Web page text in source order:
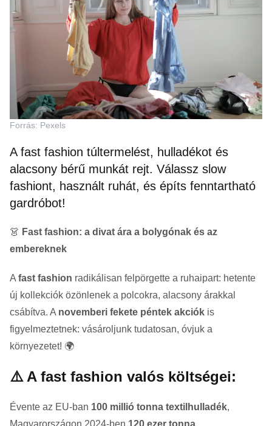
Forrás: Pexels
A fast fashion túltermelést, hulladékot és
alacsony bérű munkát rejt. Válassz slow
fashiont, használt ruhát, és építs fenntartható
gardróbot!
👗 Fast fashion: a divat ára a bolygónak és az
embereknek
A fast fashion radikálisan felpörgette a ruhaipart: hetente
új kollekciók özönlenek a polcokra, alacsony árakkal
csábítva. A novemberi fekete péntek akciók is
figyelmeztetnek: vásároljunk tudatosan, óvjuk a
környezetet! 🌍
⚠️ A fast fashion valós költségei:
Évente az EU-ban 100 millió tonna textilhulladék,
Magyarországon 2024-ben 120 ezer tonna